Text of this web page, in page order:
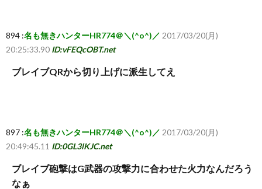
894 :名も無きハンターHR774＠＼(^o^)／ 2017/03/20(月)
20:25:33.90 ID:vFEQcOBT.net
ブレイブQRから切り上げに派生してえ
897 :名も無きハンターHR774＠＼(^o^)／ 2017/03/20(月)
20:49:45.11 ID:0GL3lKJC.net
ブレイブ砲撃はG武器の攻撃力に合わせた火力なんだろう
なぁ